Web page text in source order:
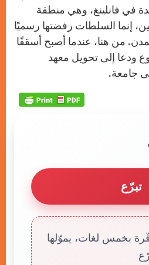
في فانلينغ، وهي منطقة
إنما السلطات رفضتها رسميًا
من هنا، عندما أصبح أسقفًا
ودعا إلى تحويل معهد
جامعة.
تبرّع
بخمس لغات، يموّلها